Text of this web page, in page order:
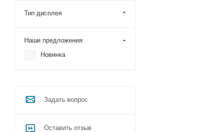
Тип дисплея
Наши предложения
Новинка
Задать вопрос
Оставить отзыв